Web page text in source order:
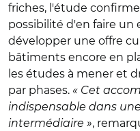
friches, l'étude
possibilité d'en faire un
développer une offre
bâtiments encore en
les études à mener et
par phases. « Cet
indispensable dans
intermédiaire »,